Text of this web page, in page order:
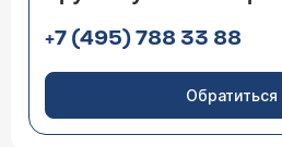
+7 (495) 788 33 88
Обратиться